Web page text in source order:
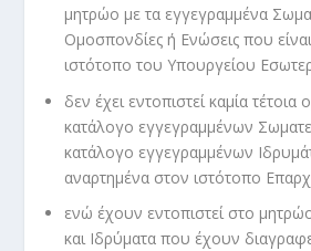
μητρώο με τα εγγεγραμμένα
Ομοσπονδίες ή Ενώσεις που
ιστότοπο του Υπουργείου
δεν έχει εντοπιστεί καμία
κατάλογο εγγεγραμμένων
κατάλογο εγγεγραμμένων
αναρτημένα στον ιστότοπο
ενώ έχουν εντοπιστεί στο
και Ιδρύματα που έχουν